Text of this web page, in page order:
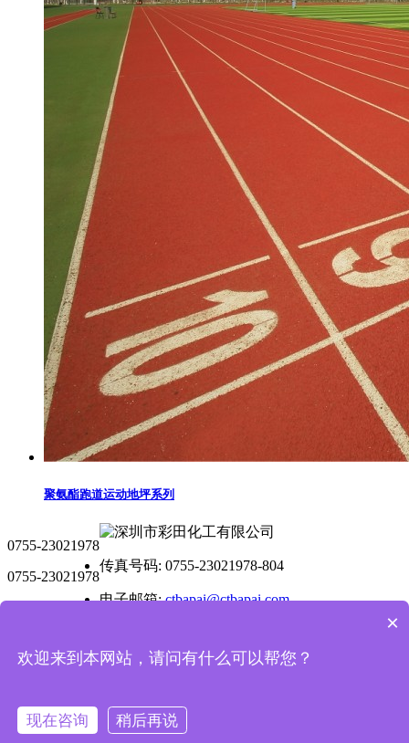
聚氨酯跑道运动地坪系列
0755-23021978
0755-23021978
传真号码: 0755-23021978-804
电子邮箱:ctbapai@ctbapai.com
公司地址: 广东省深圳市龙岗区坂田街道万科城社区百瑞
达大厦C座2层212
深圳市彩田化工有限公司版权所有
备案号:粤ICP备19074845号-1
×
欢迎来到本网站，请问有什么可以帮您？
现在咨询 稍后再说